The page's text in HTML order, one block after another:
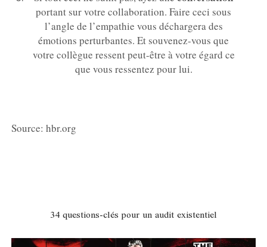
portant sur votre collaboration. Faire ceci sous
l’angle de l’empathie vous déchargera des
émotions perturbantes. Et souvenez-vous que
votre collègue ressent peut-être à votre égard ce
que vous ressentez pour lui.
Source: hbr.org
34 questions-clés pour un audit existentiel